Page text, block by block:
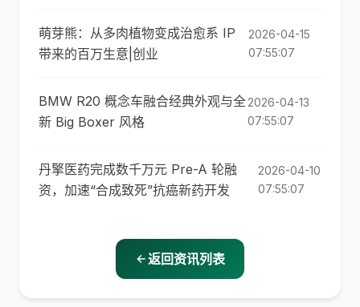
萌芽熊：从多肉植物变成治愈系 IP
带来的百万生意|创业
2026-04-15
07:55:07
BMW R20 概念车融合经典外观与全
新 Big Boxer 风格
2026-04-13
07:55:07
丹擎医药完成数千万元 Pre-A 轮融
资，加速“合成致死”抗癌新药开发
2026-04-10
07:55:07
返回资讯列表